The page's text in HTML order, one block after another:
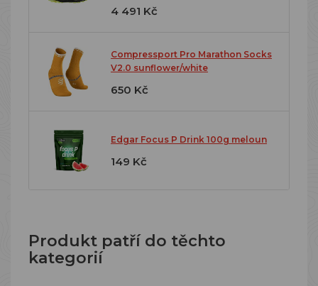
4 491 Kč
Compressport Pro Marathon Socks
V2.0 sunflower/white
650 Kč
Edgar Focus P Drink 100g meloun
149 Kč
Produkt patří do těchto
kategorií